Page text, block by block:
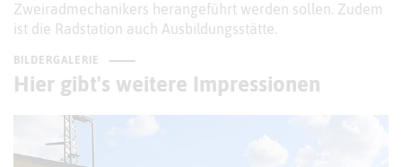
Zweiradmechanikers herangeführt werden sollen. Zudem
ist die Radstation auch Ausbildungsstätte.
BILDERGALERIE
Hier gibt's weitere Impressionen